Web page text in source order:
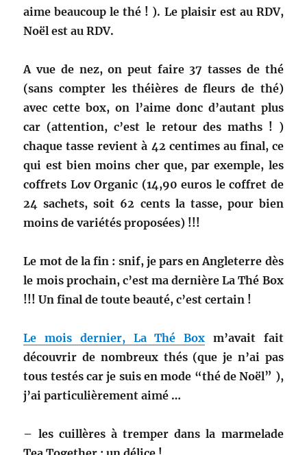
aime beaucoup le thé ! ). Le plaisir est au RDV,
Noël est au RDV.
A vue de nez, on peut faire 37 tasses de thé
(sans compter les théières de fleurs de thé)
avec cette box, on l’aime donc d’autant plus
car (attention, c’est le retour des maths ! )
chaque tasse revient à 42 centimes au final, ce
qui est bien moins cher que, par exemple, les
coffrets Lov Organic (14,90 euros le coffret de
24 sachets, soit 62 cents la tasse, pour bien
moins de variétés proposées) !!!
Le mot de la fin : snif, je pars en Angleterre dès
le mois prochain, c’est ma dernière La Thé Box
!!! Un final de toute beauté, c’est certain !
Le mois dernier, La Thé Box m’avait fait
découvrir de nombreux thés (que je n’ai pas
tous testés car je suis en mode “thé de Noël” ),
j’ai particulièrement aimé …
– les cuillères à tremper dans la marmelade